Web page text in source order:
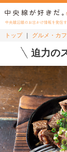
中央線沿線のお出かけ情報を発信
グルメ・カフェ
スイーツ・テイ
おでかけ
ショッピング
中央線カルチ
トップ グルメ・カ
迫力の